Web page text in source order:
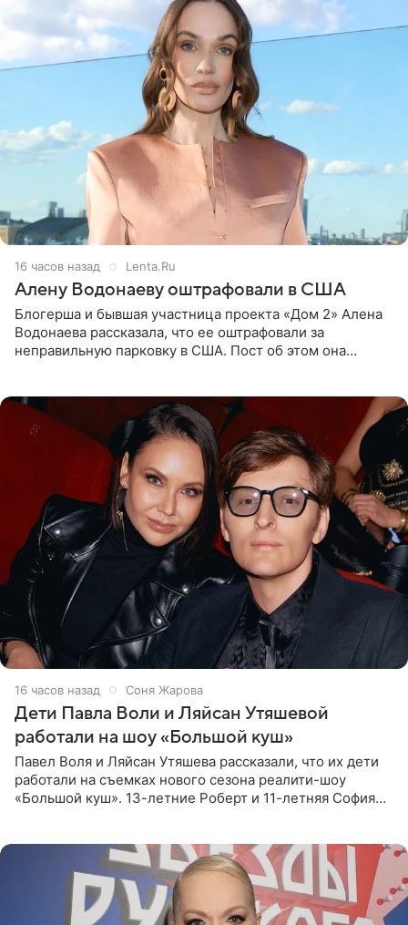
16 часов назад Lenta.Ru
Алену Водонаеву оштрафовали в США
Блогерша и бывшая участница проекта «Дом 2» Алена
Водонаева рассказала, что ее оштрафовали за
неправильную парковку в США. Пост об этом она
16 часов назад Соня Жарова
Дети Павла Воли и Ляйсан Утяшевой
работали на шоу «Большой куш»
Павел Воля и Ляйсан Утяшева рассказали, что их дети
работали на съемках нового сезона реалити-шоу
«Большой куш». 13-летние Роберт и 11-летняя София